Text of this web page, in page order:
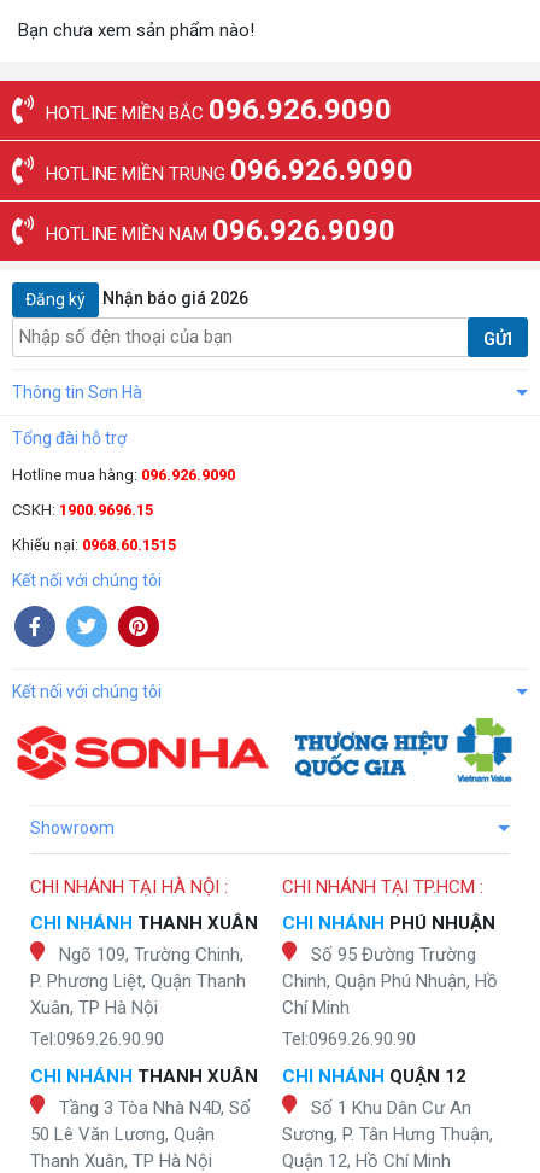
Bạn chưa xem sản phẩm nào!
HOTLINE MIỀN BẮC 096.926.9090
HOTLINE MIỀN TRUNG 096.926.9090
HOTLINE MIỀN NAM 096.926.9090
Đăng ký Nhận báo giá 2026
GỬI
Thông tin Sơn Hà
Tổng đài hỗ trợ
Hotline mua hàng: 096.926.9090
CSKH: 1900.9696.15
Khiếu nại: 0968.60.1515
Kết nối với chúng tôi
Kết nối với chúng tôi
Showroom
CHI NHÁNH TẠI HÀ NỘI :
CHI NHÁNH THANH XUÂN
Ngõ 109, Trường Chinh,
P. Phương Liệt, Quận Thanh
Xuân, TP Hà Nội
Tel:0969.26.90.90
CHI NHÁNH THANH XUÂN
Tầng 3 Tòa Nhà N4D, Số
50 Lê Văn Lương, Quận
Thanh Xuân, TP Hà Nội
CHI NHÁNH TẠI TP.HCM :
CHI NHÁNH PHÚ NHUẬN
Số 95 Đường Trường
Chinh, Quận Phú Nhuận, Hồ
Chí Minh
Tel:0969.26.90.90
CHI NHÁNH QUẬN 12
Số 1 Khu Dân Cư An
Sương, P. Tân Hưng Thuận,
Quận 12, Hồ Chí Minh